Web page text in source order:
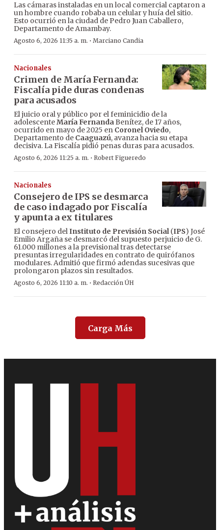
Las cámaras instaladas en un local comercial captaron a
un hombre cuando robaba un celular y huía del sitio.
Esto ocurrió en la ciudad de Pedro Juan Caballero,
Departamento de Amambay.
Agosto 6, 2026 11:35 a. m. · Marciano Candia
Nacionales
Crimen de María Fernanda:
Fiscalía pide duras condenas
para acusados
El juicio oral y público por el feminicidio de la
adolescenteMaría FernandaBenítez, de 17 años,
ocurrido en mayo de 2025 en Coronel Oviedo,
Departamento de Caaguazú, avanza hacia su etapa
decisiva. La Fiscalía pidió penas duras para acusados.
Agosto 6, 2026 11:25 a. m. · Robert Figueredo
Nacionales
Consejero de IPS se desmarca
de caso indagado por Fiscalía
y apunta a ex titulares
El consejero delInstituto de Previsión Social(IPS) José
Emilio Argaña se desmarcó del supuesto perjuicio de G.
61.000 millones a la previsional tras detectarse
presuntas irregularidades en contrato de quirófanos
modulares. Admitió que firmó adendas sucesivas que
prolongaron plazos sin resultados.
Agosto 6, 2026 11:10 a. m. · Redacción ÚH
Carga Más